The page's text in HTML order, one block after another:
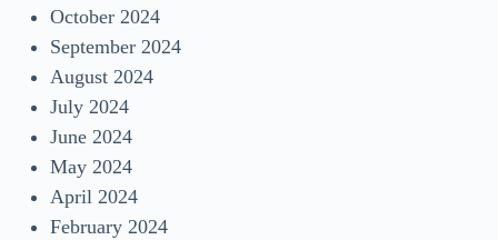
October 2024
September 2024
August 2024
July 2024
June 2024
May 2024
April 2024
February 2024